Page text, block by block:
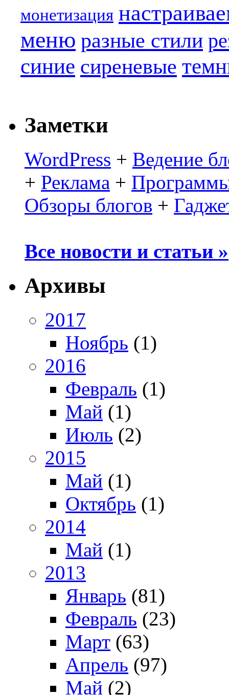
монетизация
меню разные стили
синие сиреневые
Заметки
WordPress + Ведение
+ Реклама +
Обзоры блогов +
Все новости и статьи »
Архивы
2017
Ноябрь (1)
2016
Февраль (1)
Май (1)
Июль (2)
2015
Май (1)
Октябрь (1)
2014
Май (1)
2013
Январь (81)
Февраль (23)
Март (63)
Апрель (97)
Май (2)